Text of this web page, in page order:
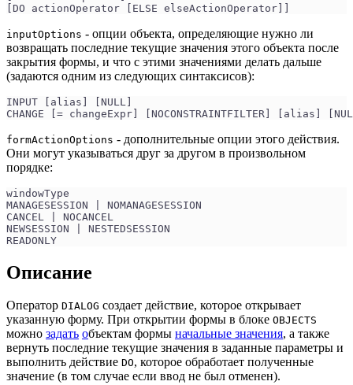
[DO actionOperator [ELSE elseActionOperator]]
inputOptions - опции объекта, определяющие нужно ли
возвращать последние текущие значения этого объекта после
закрытия формы, и что с этими значениями делать дальше
(задаются одним из следующих синтаксисов):
INPUT [alias] [NULL]
CHANGE [= changeExpr] [NOCONSTRAINTFILTER] [alias]
formActionOptions - дополнительные опции этого действия.
Они могут указываться друг за другом в произвольном
порядке:
windowType
MANAGESESSION | NOMANAGESESSION
CANCEL | NOCANCEL
NEWSESSION | NESTEDSESSION
READONLY
Описание
Оператор DIALOG создает действие, которое открывает
указанную форму. При открытии формы в блоке OBJECTS
можно задать объектам формы начальные значения, а также
вернуть последние текущие значения в заданные параметры и
выполнить действие DO, которое обработает полученные
значение (в том случае если ввод не был отменен).